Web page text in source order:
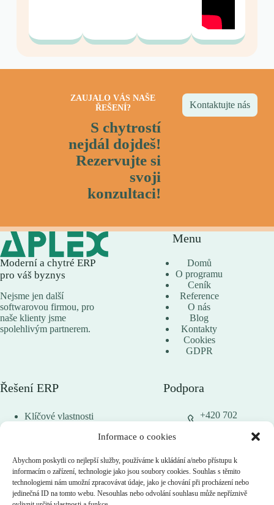
Informace o cookies
Abychom poskytli co nejlepší služby, používáme k ukládání a/nebo přístupu k
informacím o zařízení, technologie jako jsou soubory cookies. Souhlas s těmito
technologiemi nám umožní zpracovávat údaje, jako je chování při procházení nebo
jedinečná ID na tomto webu. Nesouhlas nebo odvolání souhlasu může nepříznivě
ZAUJALO VÁS NAŠE
ŘEŠENÍ?
S chytrostí
nejdál dojdeš!
Rezervujte si
svoji
konzultaci!
Kontaktujte nás
Moderní a chytré ERP
pro váš byznys
Nejsme jen další
softwarovou firmou, pro
naše klienty jsme
spolehlivým partnerem.
Menu
Domů
O programu
Ceník
Reference
O nás
Blog
Kontakty
Cookies
GDPR
Řešení ERP
Klíčové vlastnosti
fakturace – ISDOC
Business intelligence
Mobilní skladník
Automatizace
Podpora
+420 702
Obchod
+420 602
336 403